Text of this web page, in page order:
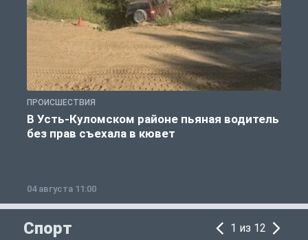
ПРОИСШЕСТВИЯ
В Усть-Куломском районе пьяная водитель
без прав съехала в кювет
04 августа 11:00
Спорт 1 из 12